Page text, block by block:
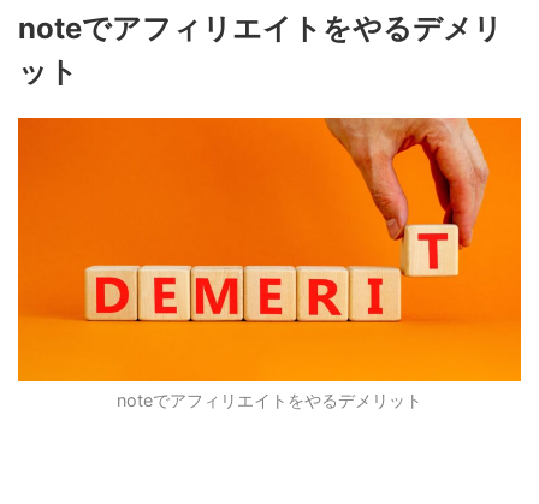
noteでアフィリエイトをやるデメリ
ット
noteでアフィリエイトをやるデメリット